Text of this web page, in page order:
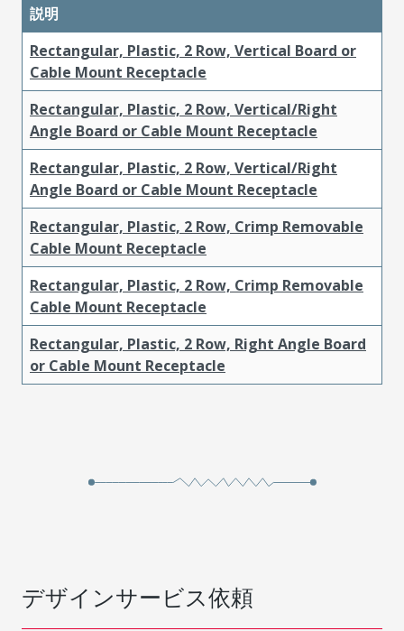
説明
Rectangular, Plastic, 2 Row, Vertical Board or
Cable Mount Receptacle
Rectangular, Plastic, 2 Row, Vertical/Right
Angle Board or Cable Mount Receptacle
Rectangular, Plastic, 2 Row, Vertical/Right
Angle Board or Cable Mount Receptacle
Rectangular, Plastic, 2 Row, Crimp Removable
Cable Mount Receptacle
Rectangular, Plastic, 2 Row, Crimp Removable
Cable Mount Receptacle
Rectangular, Plastic, 2 Row, Right Angle Board
or Cable Mount Receptacle
デザインサービス依頼